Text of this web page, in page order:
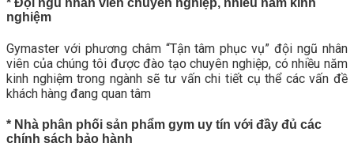
* Đội ngũ nhân viên chuyên nghiệp, nhiều năm kinh
nghiệm
Gymaster với phương châm “Tận tâm phục vụ” đội ngũ nhân
viên của chúng tôi được đào tạo chuyên nghiệp, có nhiều năm
kinh nghiệm trong ngành sẽ tư vấn chi tiết cụ thể các vấn đề
khách hàng đang quan tâm
* Nhà phân phối sản phẩm gym uy tín với đầy đủ các
chính sách bảo hành